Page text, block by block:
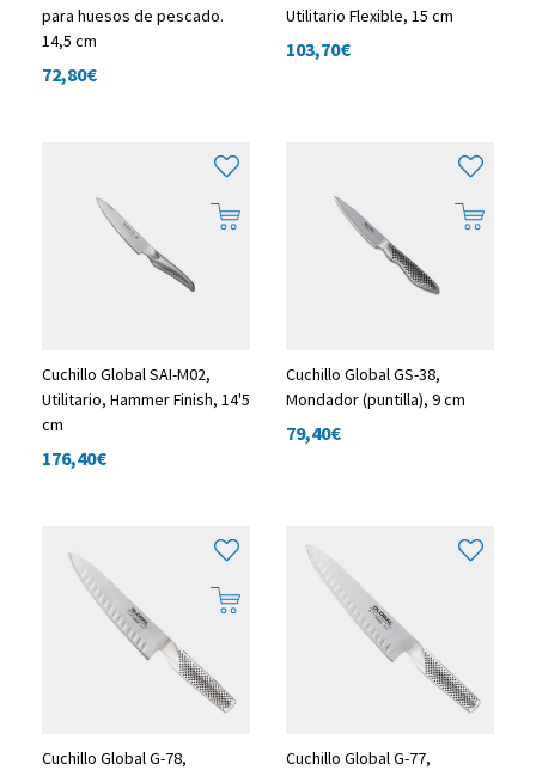
para huesos de pescado.
14,5 cm
72,80€
Utilitario Flexible, 15 cm
103,70€
Cuchillo Global SAI-M02,
Utilitario, Hammer Finish, 14'5
cm
176,40€
Cuchillo Global GS-38,
Mondador (puntilla), 9 cm
79,40€
Cuchillo Global G-78,
Cuchillo Global G-77,